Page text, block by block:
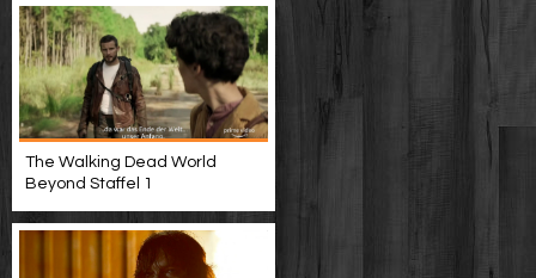
The Walking Dead World
Beyond Staffel 1